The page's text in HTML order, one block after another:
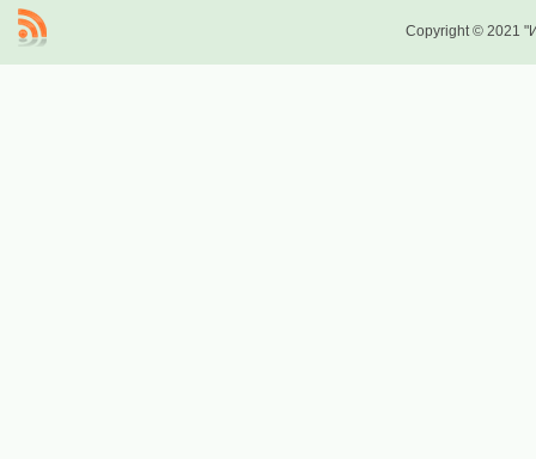
Copyright © 2021